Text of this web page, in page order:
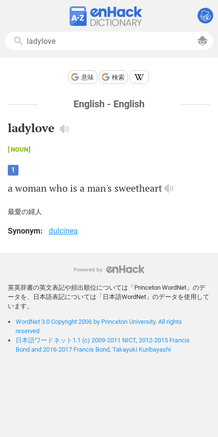
意味 検索
English - English
ladylove
NOUN
1
awomanwho is aman's sweetheart
最愛の婦人
Synonym: dulcinea
英英辞書の英文表記や頻出順位については「Princeton WordNet」のデ
ータを、日本語表記については「日本語WordNet」のデータを使用して
います。
WordNet 3.0 Copyright 2006 by Princeton University. All rights
reserved.
日本語ワードネット1.1 (c) 2009-2011 NICT, 2012-2015 Francis
Bond and 2016-2017 Francis Bond, Takayuki Kuribayashi